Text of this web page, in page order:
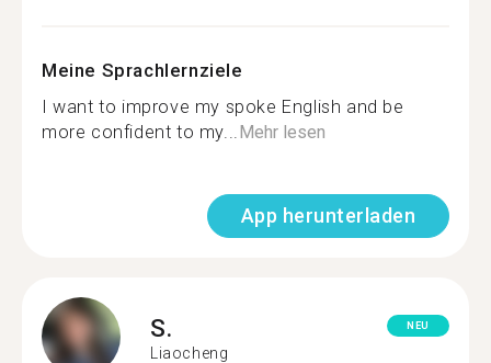
Meine Sprachlernziele
I want to improve my spoke English and be
more confident to my... Mehr lesen
App herunterladen
S.
Liaocheng
NEU